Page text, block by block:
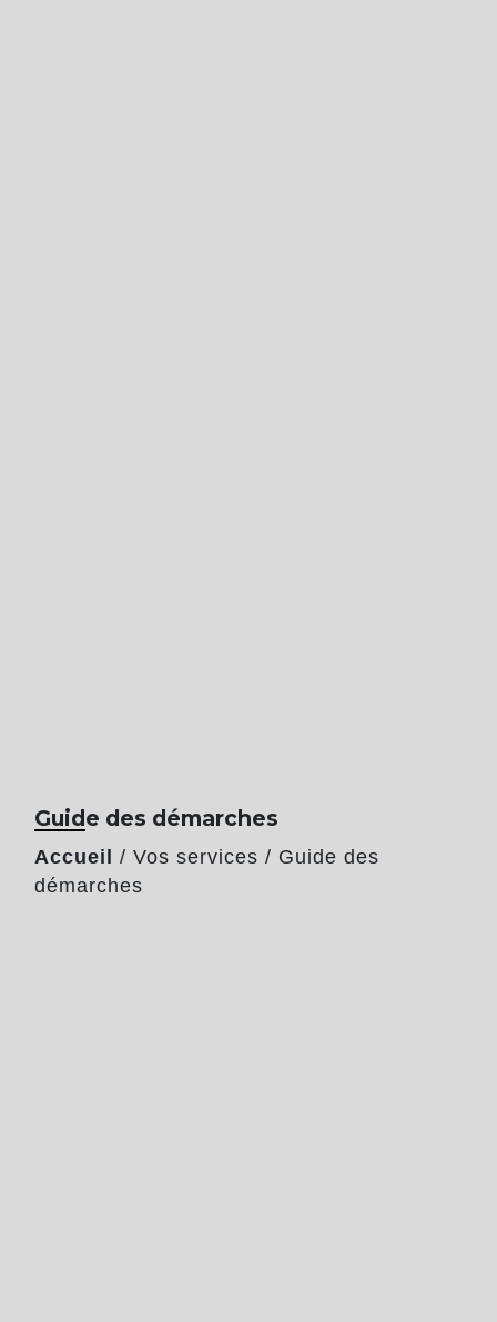
Guide des démarches
Accueil / Vos services / Guide des
démarches